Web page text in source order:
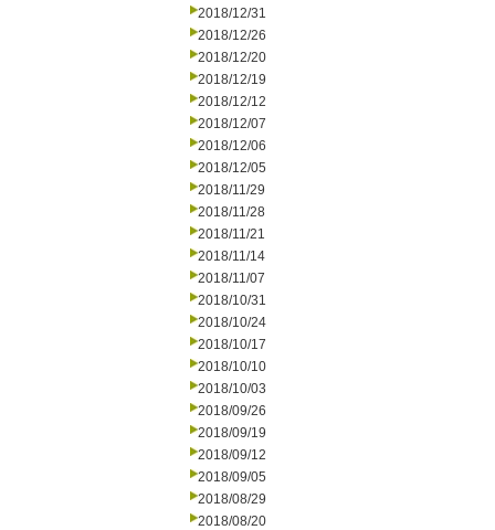
2018/12/31
2018/12/26
2018/12/20
2018/12/19
2018/12/12
2018/12/07
2018/12/06
2018/12/05
2018/11/29
2018/11/28
2018/11/21
2018/11/14
2018/11/07
2018/10/31
2018/10/24
2018/10/17
2018/10/10
2018/10/03
2018/09/26
2018/09/19
2018/09/12
2018/09/05
2018/08/29
2018/08/20